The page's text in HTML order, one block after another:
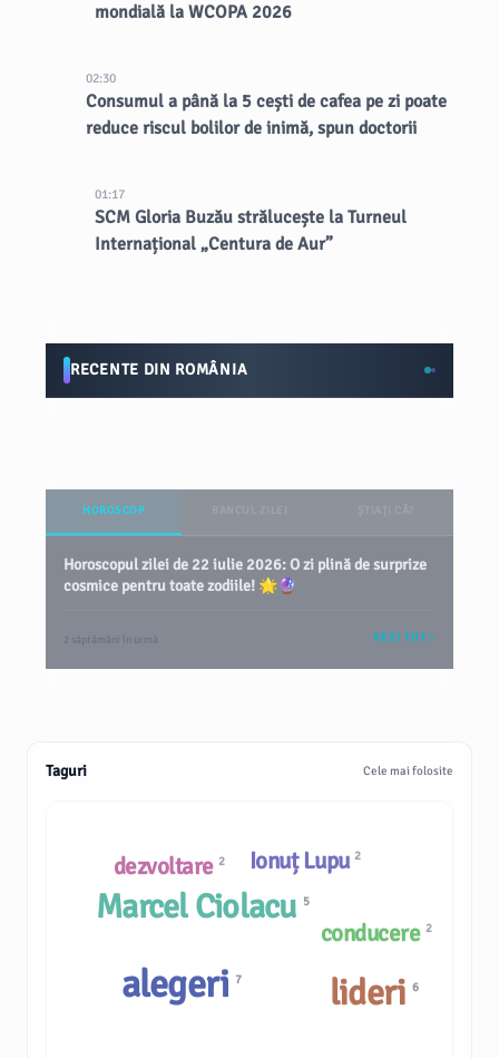
mondială la WCOPA 2026
02:30
Consumul a până la 5 cești de cafea pe zi poate
reduce riscul bolilor de inimă, spun doctorii
01:17
SCM Gloria Buzău strălucește la Turneul
Internațional „Centura de Aur”
RECENTE DIN ROMÂNIA
HOROSCOP
Horoscopul zilei de 22 iulie 2026: O zi plină de surprize
cosmice pentru toate zodiile! 🌟🔮
2 săptămâni în urmă VEZI TOT
Taguri Cele mai folosite
dezvoltare 2
alegeri7
conducere 2
Ionuț Lupu 2
Marcel Ciolacu 5
lideri6